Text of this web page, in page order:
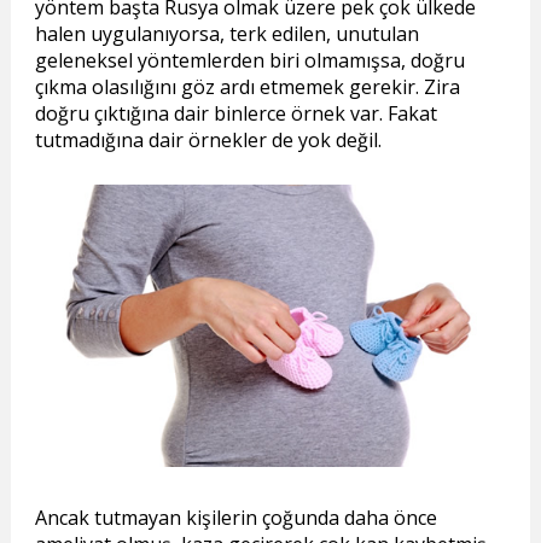
yöntem başta Rusya olmak üzere pek çok ülkede
halen uygulanıyorsa, terk edilen, unutulan
geleneksel yöntemlerden biri olmamışsa, doğru
çıkma olasılığını göz ardı etmemek gerekir. Zira
doğru çıktığına dair binlerce örnek var. Fakat
tutmadığına dair örnekler de yok değil.
Ancak tutmayan kişilerin çoğunda daha önce